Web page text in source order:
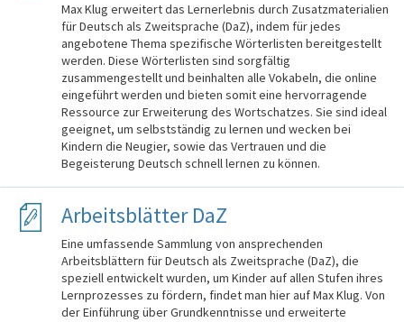
Max Klug erweitert das Lernerlebnis durch Zusatzmaterialien
für Deutsch als Zweitsprache (DaZ), indem für jedes
angebotene Thema spezifische Wörterlisten bereitgestellt
werden. Diese Wörterlisten sind sorgfältig
zusammengestellt und beinhalten alle Vokabeln, die online
eingeführt werden und bieten somit eine hervorragende
Ressource zur Erweiterung des Wortschatzes. Sie sind ideal
geeignet, um selbstständig zu lernen und wecken bei
Kindern die Neugier, sowie das Vertrauen und die
Begeisterung Deutsch schnell lernen zu können.
Arbeitsblätter DaZ
Eine umfassende Sammlung von ansprechenden
Arbeitsblättern für Deutsch als Zweitsprache (DaZ), die
speziell entwickelt wurden, um Kinder auf allen Stufen ihres
Lernprozesses zu fördern, findet man hier auf Max Klug. Von
der Einführung über Grundkenntnisse und erweiterte